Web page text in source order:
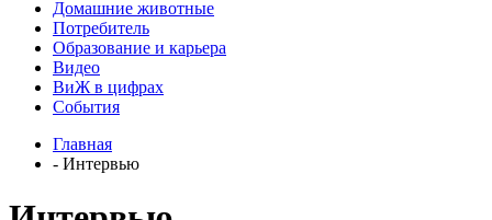
Домашние животные
Потребитель
Образование и карьера
Видео
ВиЖ в цифрах
События
Главная
- Интервью